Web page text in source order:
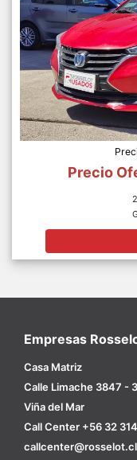
Precio
Empresas
Casa Matriz
Calle Limache 3847 -
Viña del Mar
Call Center +56 32
callcenter@rosselot.cl